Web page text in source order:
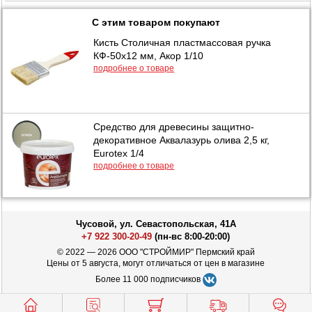
С этим товаром покупают
Кисть Столичная пластмассовая ручка
КФ-50х12 мм, Акор 1/10
подробнее о товаре
Средство для древесины защитно-
декоративное Аквалазурь олива 2,5 кг,
Eurotex 1/4
подробнее о товаре
Чусовой, ул. Севастопольская, 41А
+7 922 300-20-49 (пн-вс 8:00-20:00)
© 2022 — 2026 ООО "СТРОЙМИР" Пермский край
Цены от 5 августа, могут отличаться от цен в магазине
Более 11 000 подписчиков